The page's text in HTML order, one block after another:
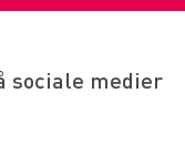
sociale medier